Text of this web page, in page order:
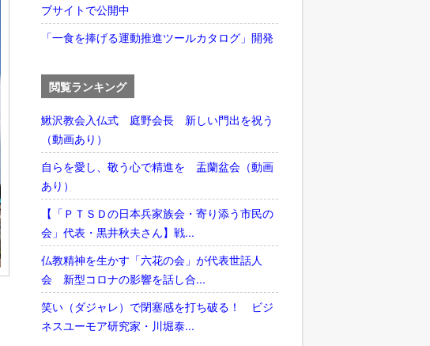
ブサイトで公開中
「一食を捧げる運動推進ツールカタログ」開発
閲覧ランキング
鰍沢教会入仏式 庭野会長 新しい門出を祝う
（動画あり）
自らを愛し、敬う心で精進を 盂蘭盆会（動画
あり）
【「ＰＴＳＤの日本兵家族会・寄り添う市民の
会」代表・黒井秋夫さん】戦...
仏教精神を生かす「六花の会」が代表世話人
会 新型コロナの影響を話し合...
笑い（ダジャレ）で閉塞感を打ち破る！ ビジ
ネスユーモア研究家・川堀泰...